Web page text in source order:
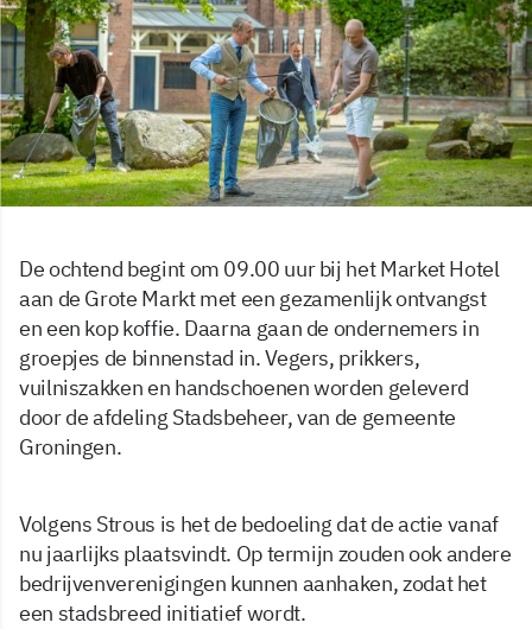
De ochtend begint om 09.00 uur bij het Market Hotel
aan de Grote Markt met een gezamenlijk ontvangst
en een kop koffie. Daarna gaan de ondernemers in
groepjes de binnenstad in. Vegers, prikkers,
vuilniszakken en handschoenen worden geleverd
door de afdeling Stadsbeheer, van de gemeente
Groningen.
Volgens Strous is het de bedoeling dat de actie vanaf
nu jaarlijks plaatsvindt. Op termijn zouden ook andere
bedrijvenverenigingen kunnen aanhaken, zodat het
een stadsbreed initiatief wordt.